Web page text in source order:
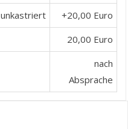
unkastriert
+20,00 Euro
20,00 Euro
nach
Absprache